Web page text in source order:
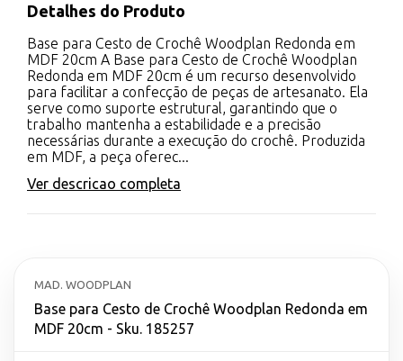
Detalhes do Produto
Base para Cesto de Crochê Woodplan Redonda em
MDF 20cm A Base para Cesto de Crochê Woodplan
Redonda em MDF 20cm é um recurso desenvolvido
para facilitar a confecção de peças de artesanato. Ela
serve como suporte estrutural, garantindo que o
trabalho mantenha a estabilidade e a precisão
necessárias durante a execução do crochê. Produzida
em MDF, a peça oferec...
Ver descricao completa
MAD. WOODPLAN
Base para Cesto de Crochê Woodplan Redonda em
MDF 20cm - Sku. 185257